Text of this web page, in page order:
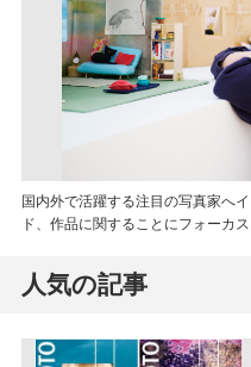
国内外で活躍する注目の写真家へ
ド、作品に関することにフォーカ
人気の記事